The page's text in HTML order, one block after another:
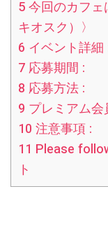
5今回のカフェ
キオスク）〉
6 イベント詳細
7応募期間 :
8 応募方法 :
9 プレミアム
10 注意事項 :
11 Please
ト